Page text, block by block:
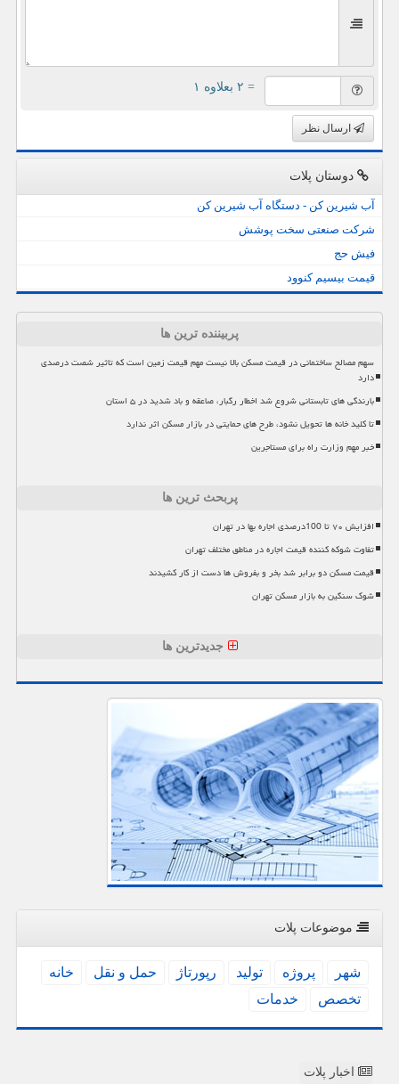
= ۲ بعلاوه ۱
ارسال نظر
دوستان پلات
آب شیرین کن - دستگاه آب شیرین کن
شرکت صنعتی سخت پوشش
فیش حج
قیمت بیسیم کنوود
پربیننده ترین ها
سهم مصالح ساختمانی در قیمت مسکن بالا نیست مهم قیمت زمین است که تاثیر شصت درصدی
دارد
بارندگی های تابستانی شروع شد اخطار رگبار، صاعقه و باد شدید در ۵ استان
تا کلید خانه ها تحویل نشود، طرح های حمایتی در بازار مسکن اثر ندارد
خبر مهم وزارت راه برای مستاجرین
پربحث ترین ها
افزایش ۷۰ تا 100درصدی اجاره بها در تهران
تفاوت شوکه کننده قیمت اجاره در مناطق مختلف تهران
قیمت مسکن دو برابر شد بخر و بفروش ها دست از کار کشیدند
شوک سنگین به بازار مسکن تهران
جدیدترین ها
موضوعات پلات
شهر پروژه تولید رپورتاژ حمل و نقل
خانه
تخصص
خدمات
اخبار پلات